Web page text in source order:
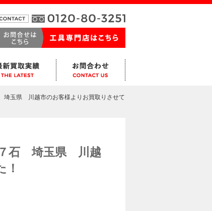
県 川越市のお客様よりお買取りさせて
石 埼玉県 川越